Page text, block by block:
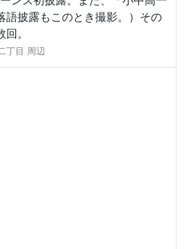
語披露もこのとき撮影。）その
。
丁目 周辺